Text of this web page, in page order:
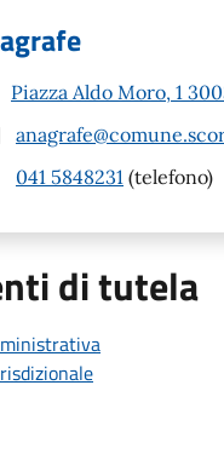
Piazza Aldo Moro, 1
041 5848231 (telefono)
di tutela